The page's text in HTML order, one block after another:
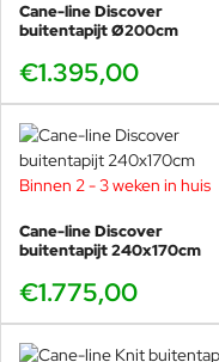
Cane-line Discover
buitentapijt Ø200cm
€1.395,00
Binnen 2 - 3 weken in huis
Cane-line Discover
buitentapijt 240x170cm
€1.775,00